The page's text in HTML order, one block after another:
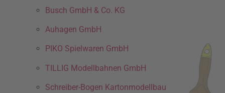
Busch GmbH & Co. KG
Auhagen GmbH
PIKO Spielwaren GmbH
TILLIG Modellbahnen GmbH
Schreiber-Bogen Kartonmodellbau